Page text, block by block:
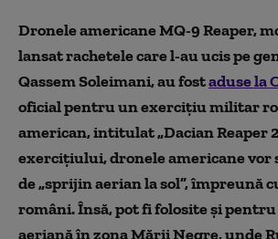
Dronele americane MQ-9 Reaper,
lansat rachetele care l-au ucis pe
Qassem Soleimani, au fostaduse la
oficial pentru un exercițiu militar
american, intitulat „Dacian Reaper
exercițiului, dronele americane
de „sprijin aerian la sol”, împreună
români. Însă, pot fi folosite și
aeriană în zona Mării Negre, unde